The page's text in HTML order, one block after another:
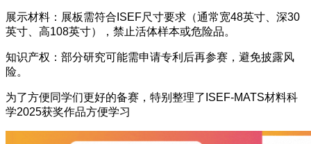
展示材料：展板需符合ISEF尺寸要求（通常宽48英寸、深30
英寸、高108英寸），禁止活体样本或危险品。
知识产权：部分研究可能需申请专利后再参赛，避免披露风
险。
为了方便同学们更好的备赛，特别整理了ISEF-MATS材料科
学2025获奖作品方便学习